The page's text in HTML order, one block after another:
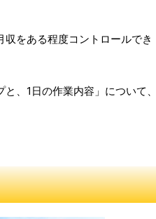
をある程度コントロールでき
、1日の作業内容」について、